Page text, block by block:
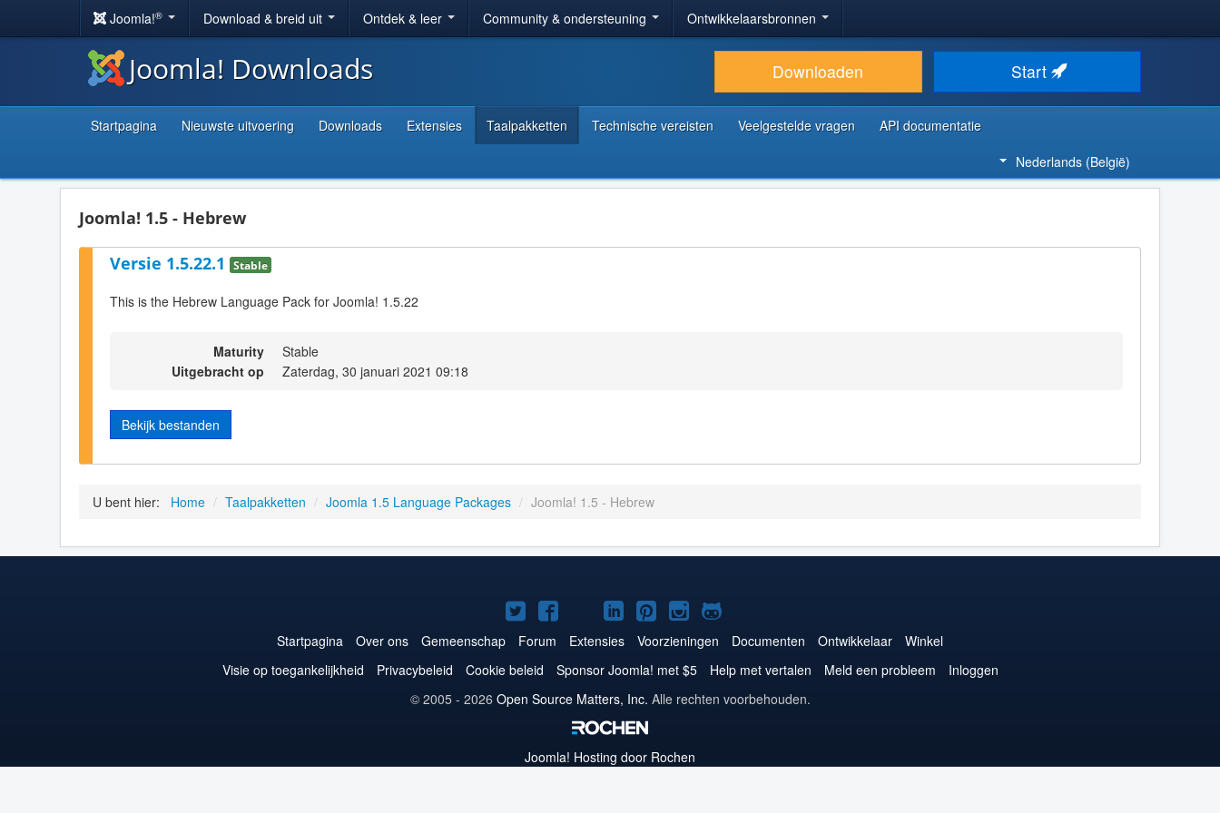
Joomla!® Download & breid uit Ontdek & leer Community & ondersteuning Ontwikkelaarsbronnen
Joomla! Downloads Downloaden Start
Startpagina Nieuwste uitvoering Downloads Extensies Taalpakketten Technische vereisten Veelgestelde vragen
API documentatie
Nederlands (België)
Joomla! 1.5 - Hebrew
Versie 1.5.22.1 Stable
This is the Hebrew Language Pack for Joomla! 1.5.22
Maturity
Stable
Uitgebracht op
Zaterdag, 30 januari 2021 09:18
Bekijk bestanden
U bent hier: Home / Taalpakketten / Joomla 1.5 Language Packages / Joomla! 1.5 - Hebrew
Joomla!
op
Twitter
Joomla!
op
Facebook
Joomla!
op
YouTube
Joomla!
op
LinkedIn
Joomla!
op
Pinterest
Joomla!
op
Instagram
Joomla!
op
GitHub
Startpagina Over ons Gemeenschap Forum Extensies Voorzieningen Documenten Ontwikkelaar
Winkel
Visie op toegankelijkheid
Privacybeleid Cookie beleid Sponsor Joomla! met $5 Help met vertalen Meld een probleem
Inloggen
© 2005 - 2026 Open Source Matters, Inc. Alle rechten voorbehouden.
Joomla! Hosting door Rochen